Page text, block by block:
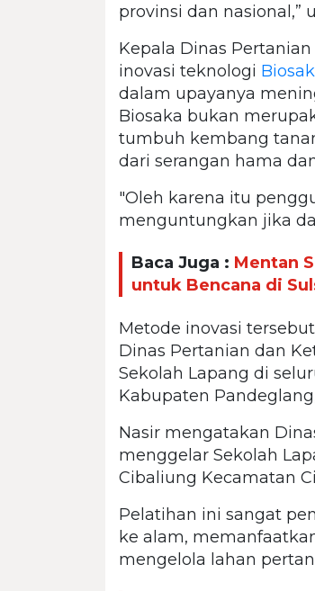
provinsi dan nasional,”
Kepala Dinas
inovasi teknologi
dalam upayanya
Biosaka bukan
tumbuh kembang
dari serangan hama
"Oleh karena itu
menguntungkan jika
Baca Juga : Mentan
untuk Bencana di
Metode inovasi
Dinas Pertanian dan
Sekolah Lapang di
Kabupaten
Nasir mengatakan
menggelar Sekolah
Cibaliung Kecamatan
Pelatihan ini sangat
ke alam,
mengelola lahan